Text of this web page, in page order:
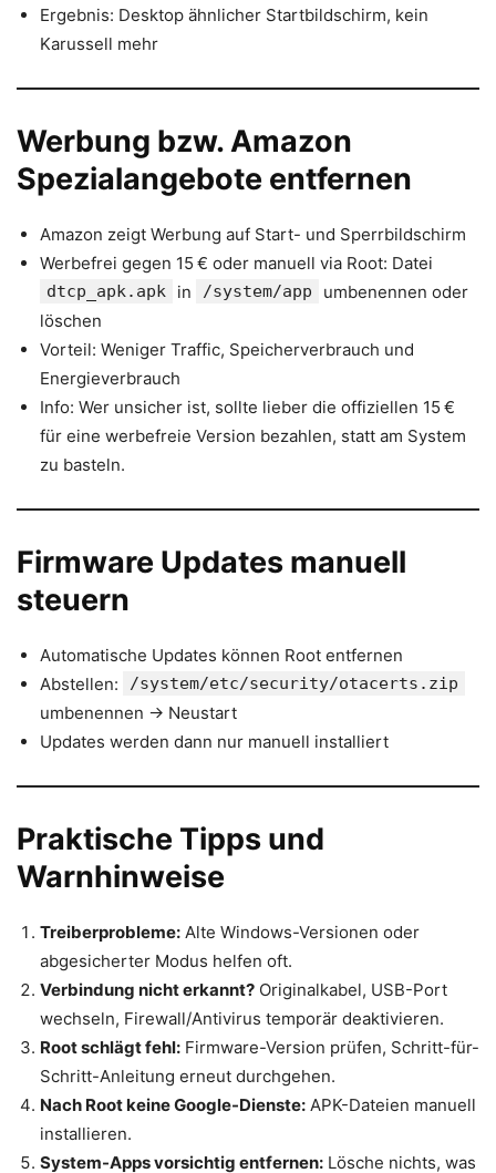
Ergebnis: Desktop ähnlicher Startbildschirm, kein
Karussell mehr
Werbung bzw. Amazon
Spezialangebote entfernen
Amazon zeigt Werbung auf Start- und Sperrbildschirm
Werbefrei gegen 15 € oder manuell via Root: Datei
dtcp_apk.apk in /system/app
umbenennen oder
löschen
Vorteil: Weniger Traffic, Speicherverbrauch und
Energieverbrauch
Info: Wer unsicher ist, sollte lieber die offiziellen 15 €
für eine werbefreie Version bezahlen, statt am System
zu basteln.
Firmware Updates manuell
steuern
Automatische Updates können Root entfernen
Abstellen:
/system/etc/security/otacerts.zip
umbenennen → Neustart
Updates werden dann nur manuell installiert
Praktische Tipps und
Warnhinweise
Treiberprobleme: Alte Windows-Versionen oder
abgesicherter Modus helfen oft.
Verbindung nicht erkannt? Originalkabel, USB-Port
wechseln, Firewall/Antivirus temporär deaktivieren.
Root schlägt fehl: Firmware-Version prüfen, Schritt-für-
Schritt-Anleitung erneut durchgehen.
Nach Root keine Google-Dienste: APK-Dateien manuell
installieren.
System-Apps vorsichtig entfernen: Lösche nichts, was